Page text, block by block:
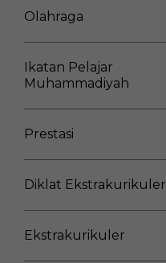
Olahraga
Ikatan Pelajar
Muhammadiyah
Prestasi
Diklat Ekstrakurikuler
Ekstrakurikuler